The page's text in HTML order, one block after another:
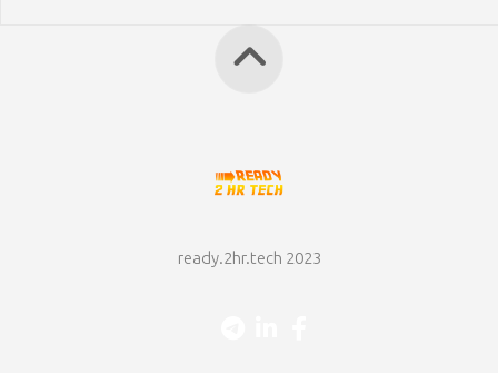
ready.2hr.tech 2023